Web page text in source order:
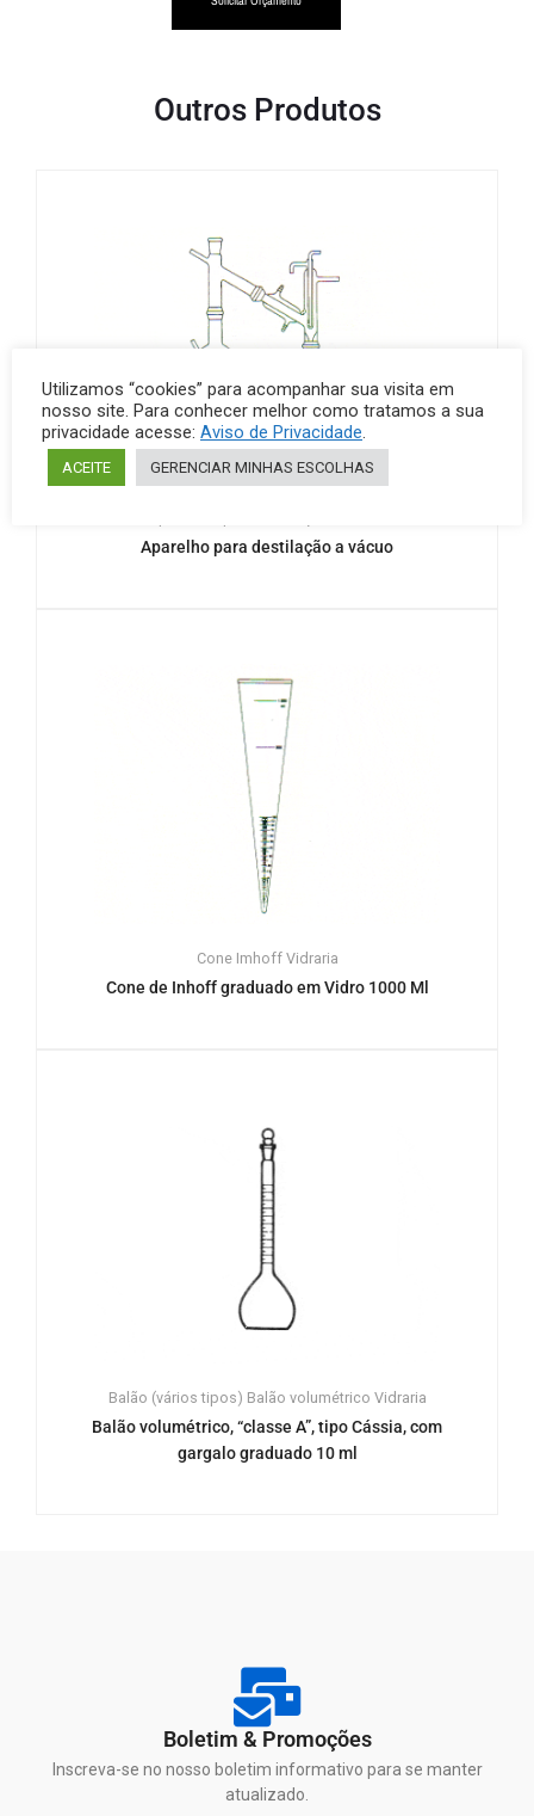
Outros Produtos
Aparelho para destilação a vácuo
Cone Imhoff Vidraria
Cone de Inhoff graduado em Vidro 1000 Ml
Balão (vários tipos) Balão volumétrico Vidraria
Balão volumétrico, “classe A”, tipo Cássia, com
gargalo graduado 10 ml
Boletim & Promoções
Inscreva-se no nosso boletim informativo para se manter
atualizado.
Utilizamos “cookies” para acompanhar sua visita em
nosso site. Para conhecer melhor como tratamos a sua
privacidade acesse: Aviso de Privacidade
ACEITE GERENCIAR MINHAS ESCOLHAS